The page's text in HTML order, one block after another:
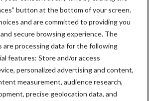
button at the bottom of your screen.
and are committed to providing you
secure browsing experience. The
are processing data for the following
features: Store and/or access
personalized advertising and content,
measurement, audience research,
precise geolocation data, and
hyopneumoniae
in Finland onderstreept dat
belangrijk is, zeker nu